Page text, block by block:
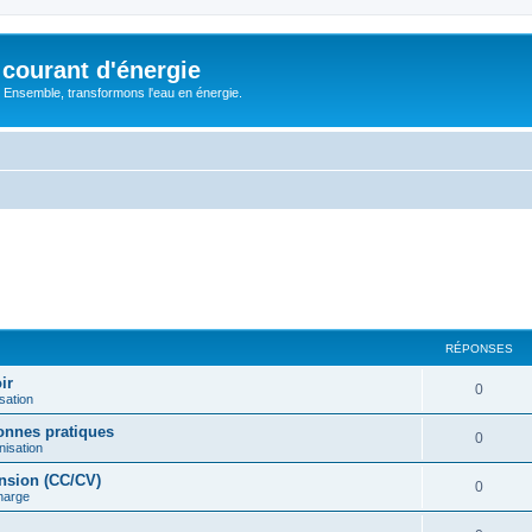
courant d'énergie
transformons l'eau en énergie.
RÉPONSES
0R
é
o
n
pratiques 0R
é
(CC/CV) 0R
é